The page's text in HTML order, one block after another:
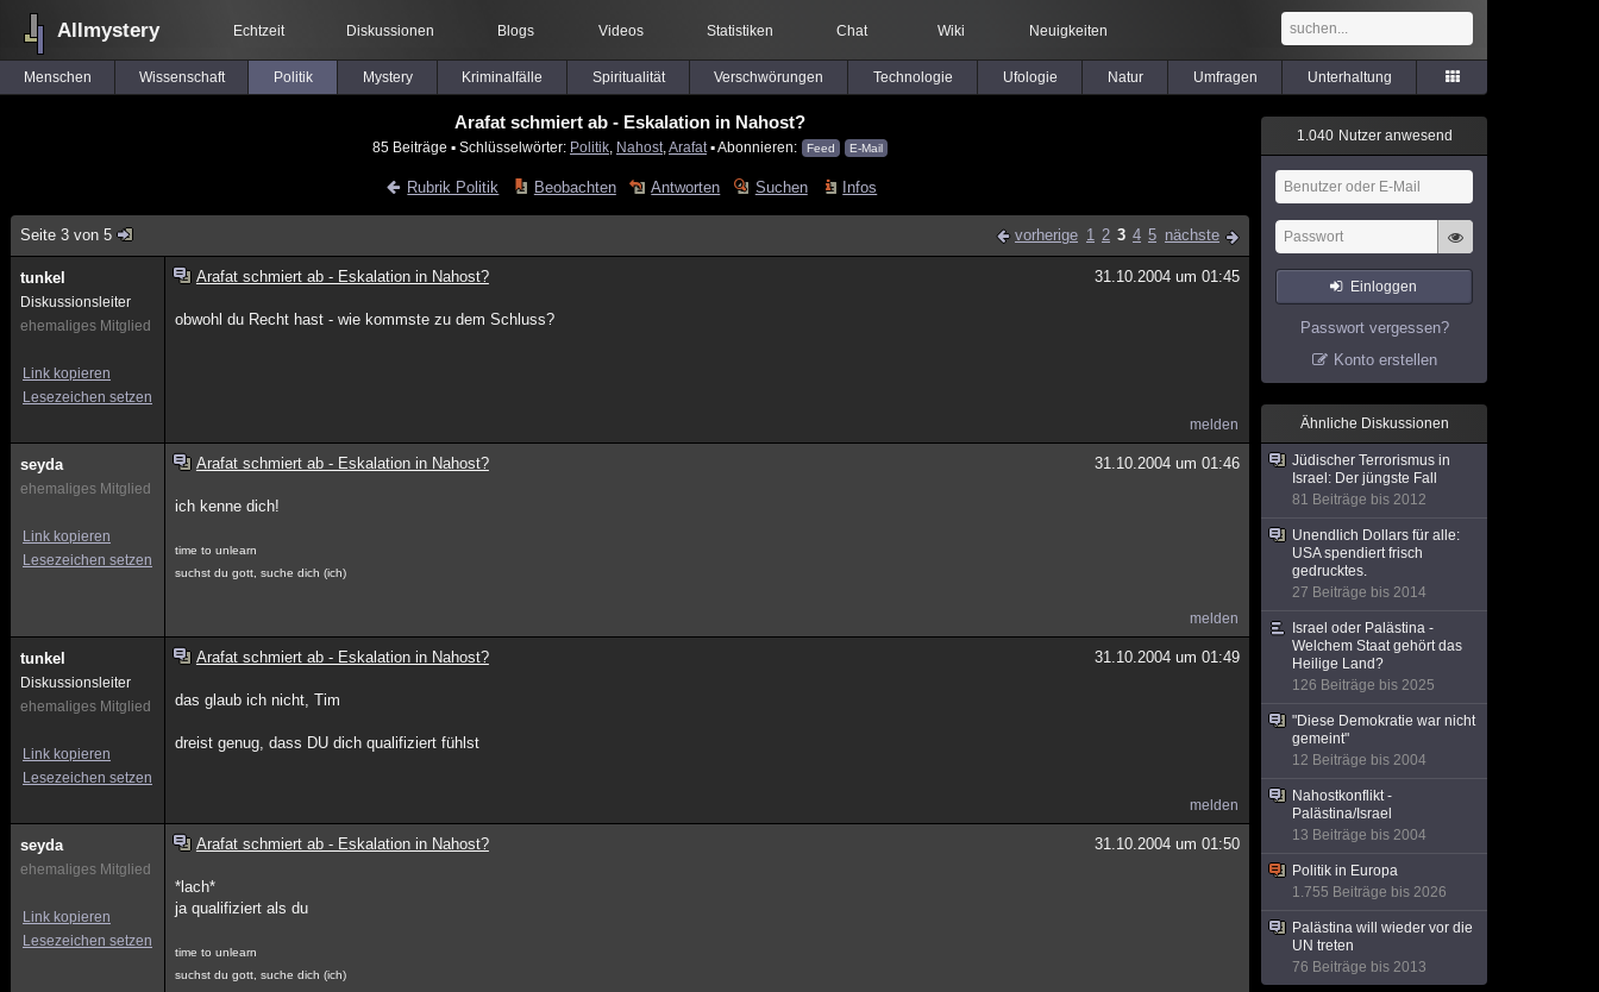
Allmystery Echtzeit Diskussionen Blogs Videos Statistiken Chat Wiki Neuigkeiten
Menschen Wissenschaft Politik Mystery Kriminalfälle Spiritualität Verschwörungen Technologie Ufologie Natur Umfragen Unterhaltung
Arafat schmiert ab - Eskalation in Nahost?
85 Beiträge ▪ Schlüsselwörter: Politik Nahost Arafat ▪ Abonnieren: Feed E-Mail
Rubrik Politik Beobachten Antworten Suchen Infos
Seite 3 von 5 vorherige 1 2 3 4 5 nächste
tunkel
Diskussionsleiter
ehemaliges Mitglied
Link kopieren
Lesezeichen setzen
Arafat schmiert ab - Eskalation in Nahost? 31.10.2004 um 01:45
obwohl du Recht hast - wie kommste zu dem Schluss?
melden
seyda
ehemaliges Mitglied
Link kopieren
Lesezeichen setzen
Arafat schmiert ab - Eskalation in Nahost? 31.10.2004 um 01:46
ich kenne dich!
time to unlearn
suchst du gott, suche dich (ich)
melden
tunkel
Diskussionsleiter
ehemaliges Mitglied
Link kopieren
Lesezeichen setzen
Arafat schmiert ab - Eskalation in Nahost? 31.10.2004 um 01:49
das glaub ich nicht, Tim
dreist genug, dass DU dich qualifiziert fühlst
melden
seyda
ehemaliges Mitglied
Link kopieren
Lesezeichen setzen
Arafat schmiert ab - Eskalation in Nahost? 31.10.2004 um 01:50
*lach*
ja qualifiziert als du
time to unlearn
suchst du gott, suche dich (ich)
1.040 Nutzer anwesend
Einloggen
Passwort vergessen?
Konto erstellen
Ähnliche Diskussionen
Jüdischer Terrorismus in
Israel: Der jüngste Fall
81 Beiträge bis 2012
Unendlich Dollars für alle:
USA spendiert frisch
gedrucktes.
27 Beiträge bis 2014
Israel oder Palästina -
Welchem Staat gehört das
Heilige Land?
126 Beiträge bis 2025
"Diese Demokratie war nicht
gemeint"
12 Beiträge bis 2004
Nahostkonflikt -
Palästina/Israel
13 Beiträge bis 2004
Politik in Europa
1.755 Beiträge bis 2026
Palästina will wieder vor die
UN treten
76 Beiträge bis 2013